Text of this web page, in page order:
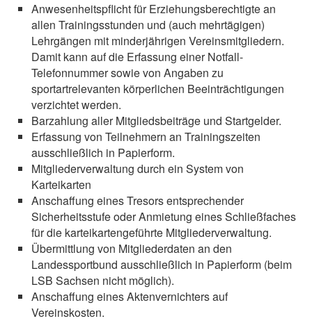
Anwesenheitspflicht für Erziehungsberechtigte an
allen Trainingsstunden und (auch mehrtägigen)
Lehrgängen mit minderjährigen Vereinsmitgliedern.
Damit kann auf die Erfassung einer Notfall-
Telefonnummer sowie von Angaben zu
sportartrelevanten körperlichen Beeinträchtigungen
verzichtet werden.
Barzahlung aller Mitgliedsbeiträge und Startgelder.
Erfassung von Teilnehmern an Trainingszeiten
ausschließlich in Papierform.
Mitgliederverwaltung durch ein System von
Karteikarten
Anschaffung eines Tresors entsprechender
Sicherheitsstufe oder Anmietung eines Schließfaches
für die karteikartengeführte Mitgliederverwaltung.
Übermittlung von Mitgliederdaten an den
Landessportbund ausschließlich in Papierform (beim
LSB Sachsen nicht möglich).
Anschaffung eines Aktenvernichters auf
Vereinskosten.